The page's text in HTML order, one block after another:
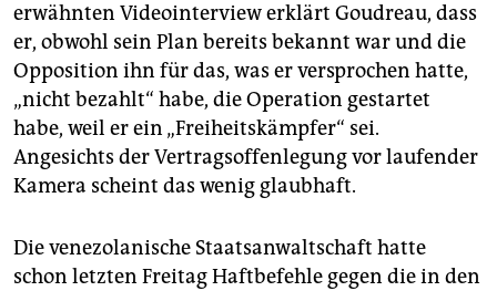
erwähnten Videointerview erklärt Goudreau, dass
er, obwohl sein Plan bereits bekannt war und die
Opposition ihn für das, was er versprochen hatte,
„nicht bezahlt“ habe, die Operation gestartet
habe, weil er ein „Freiheitskämpfer“ sei.
Angesichts der Vertragsoffenlegung vor laufender
Kamera scheint das wenig glaubhaft.
Die venezolanische Staatsanwaltschaft hatte
schon letzten Freitag Haftbefehle gegen die in den